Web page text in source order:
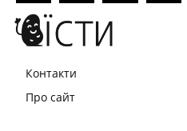
Контакти
Про сайт